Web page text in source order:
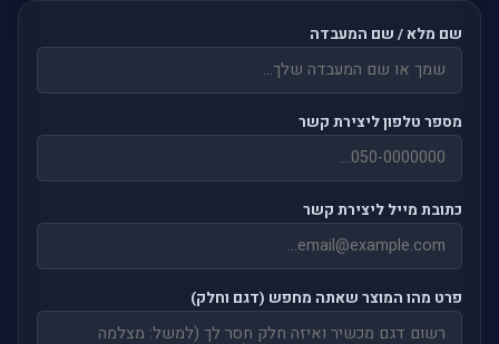
שם מלא / שם המעבדה
מספר טלפון ליצירת קשר
כתובת מייל ליצירת קשר
פרט מהו המוצר שאתה מחפש (דגם וחלק)